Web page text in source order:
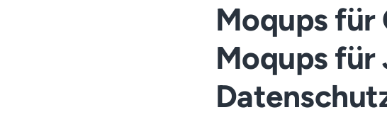
Moqups für
Moqups für